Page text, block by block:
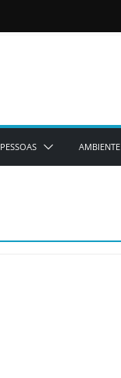
PESSOAS AMBIENTE